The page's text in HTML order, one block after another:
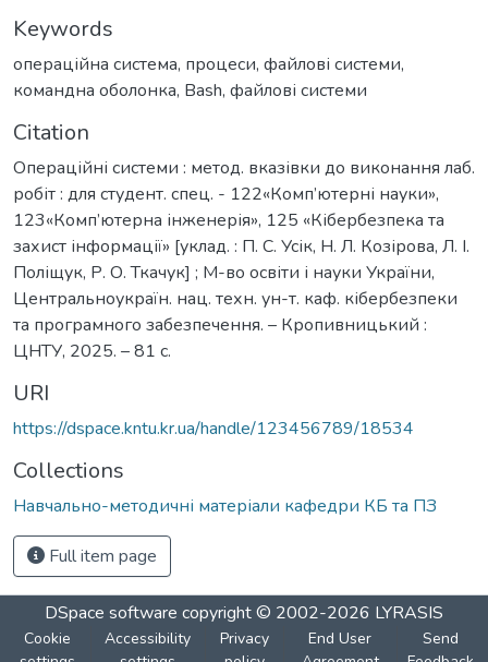
Keywords
операційна система, процеси, файлові системи,
командна оболонка, Bash, файлові системи
Citation
Операційні системи : метод. вказівки до виконання лаб.
робіт : для студент. спец. - 122«Комп’ютерні науки»,
123«Комп’ютерна інженерія», 125 «Кібербезпека та
захист інформації» [уклад. : П. С. Усік, Н. Л. Козірова, Л. І.
Поліщук, Р. О. Ткачук] ; М-во освіти і науки України,
Центральноукраїн. нац. техн. ун-т. каф. кібербезпеки
та програмного забезпечення. – Кропивницький :
ЦНТУ, 2025. – 81 с.
URI
https://dspace.kntu.kr.ua/handle/123456789/18534
Collections
Навчально-методичні матеріали кафедри КБ та ПЗ
Full item page
DSpace software copyright © 2002-2026 LYRASIS
Cookie
Accessibility
Privacy
End User
Send